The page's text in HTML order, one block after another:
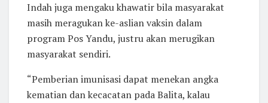
Indah juga mengaku khawatir bila masyarakat
masih meragukan ke-aslian vaksin dalam
program Pos Yandu, justru akan merugikan
masyarakat sendiri.
“Pemberian imunisasi dapat menekan angka
kematian dan kecacatan pada Balita, kalau